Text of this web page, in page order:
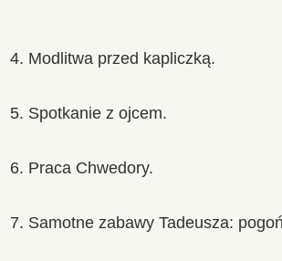
4. Modlitwa przed kapliczką.
5. Spotkanie z ojcem.
6. Praca Chwedory.
7. Samotne zabawy Tadeusza: